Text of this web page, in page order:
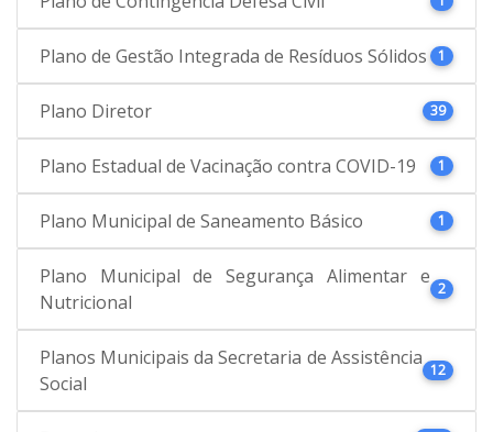
Plano de Gestão Integrada de Resíduos Sólidos 1
Plano Diretor 39
Plano Estadual de Vacinação contra COVID-19 1
Plano Municipal de Saneamento Básico 1
Plano Municipal de Segurança Alimentar e
Nutricional
2
Planos Municipais da Secretaria de Assistência
Social
12